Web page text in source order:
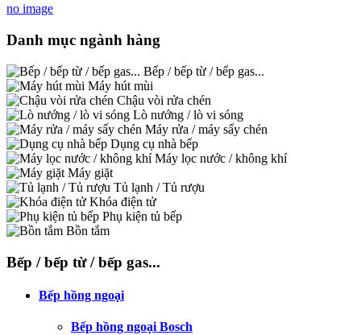
no image
Danh mục ngành hàng
Bếp / bếp từ / bếp gas...
Máy hút mùi
Chậu vòi rửa chén
Lò nướng / lò vi sóng
Máy rửa / máy sấy chén
Dụng cụ nhà bếp
Máy lọc nước / không khí
Máy giặt
Tủ lạnh / Tủ rượu
Khóa điện tử
Phụ kiện tủ bếp
Bồn tắm
Bếp / bếp từ / bếp gas...
Bếp hồng ngoại
Bếp hồng ngoại Bosch